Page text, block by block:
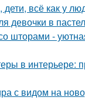
дети, всё как у
девочки в
шторами -
в интерьере:
с видом на